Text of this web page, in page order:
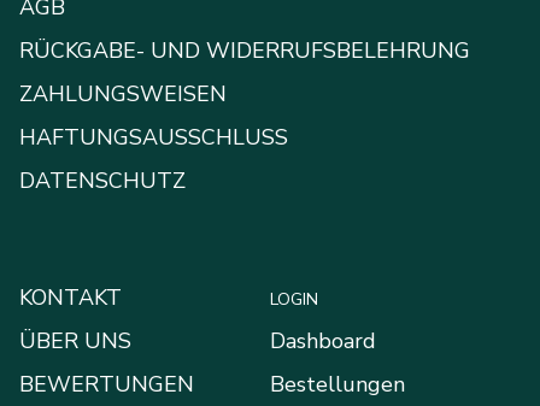
AGB
RÜCKGABE- UND WIDERRUFSBELEHRUNG
ZAHLUNGSWEISEN
HAFTUNGSAUSSCHLUSS
DATENSCHUTZ
KONTAKT
ÜBER UNS
BEWERTUNGEN
LOGIN
Dashboard
Bestellungen